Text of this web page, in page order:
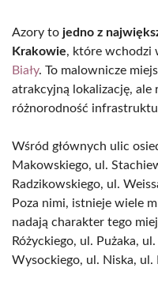
Azory to jedno z
Krakowie, które wchodzi
Biały. To malownicze
atrakcyjną lokalizację, ale
różnorodność
Wśród głównych ulic
Makowskiego, ul.
Radzikowskiego, ul.
Poza nimi, istnieje wiele
nadają charakter tego
Różyckiego, ul. Pużaka,
Wysockiego, ul. Niska, ul.